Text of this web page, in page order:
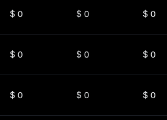
$ 0 $ 0 $ 0
$ 0 $ 0 $ 0
$ 0 $ 0 $ 0